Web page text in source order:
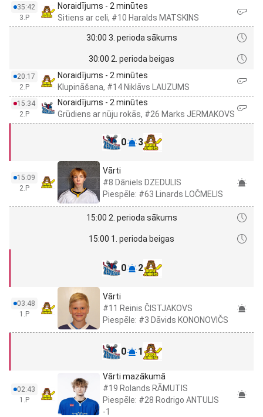
35:42
3.P
Noraidījums - 2 minūtes
Sitiens ar celi, #10 Haralds MATSKINS
30:00 3. perioda sākums
30:00 2. perioda beigas
20:17
2.P
Noraidījums - 2 minūtes
Klupināšana, #14 Niklāvs LAUZUMS
15:34
2.P
Noraidījums - 2 minūtes
Grūdiens ar nūju rokās, #26 Marks JERMAKOVS
0 3
15:09
2.P
Vārti
#8 Dāniels DZEDULIS
Piespēle: #63 Linards LOČMELIS
15:00 2. perioda sākums
15:00 1. perioda beigas
0 2
03:48
1.P
Vārti
#11 Reinis ČISTJAKOVS
Piespēle: #3 Dāvids KONONOVIČS
0 1
02:43
1.P
Vārti mazākumā
#19 Rolands RĀMUTIS
Piespēle: #28 Rodrigo ANTULIS
-1